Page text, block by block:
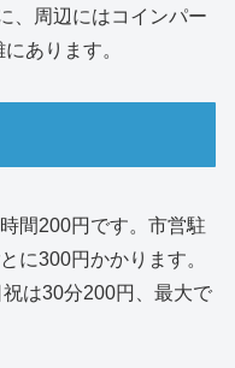
、周辺にはコインパー
あります。
間200円です。市営駐
に300円かかります。
は30分200円、最大で